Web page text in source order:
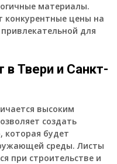
материалы.
конкурентные цены на
для
в Твери и Санкт-
высоким
создать
которая будет
среды. Листы
при строительстве и